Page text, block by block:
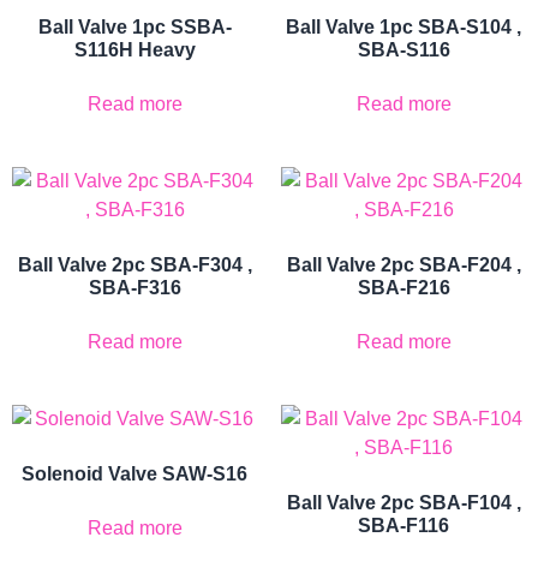
Ball Valve 1pc SSBA-
S116H Heavy
Read more
Ball Valve 1pc SBA-S104 ,
SBA-S116
Read more
Ball Valve 2pc SBA-F304 ,
SBA-F316
Read more
Ball Valve 2pc SBA-F204 ,
SBA-F216
Read more
Solenoid Valve SAW-S16
Read more
Ball Valve 2pc SBA-F104 ,
SBA-F116